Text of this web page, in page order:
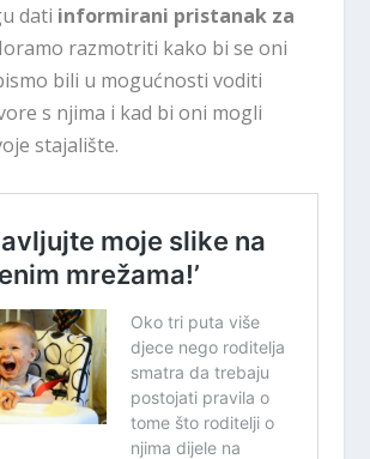
dati informirani pristanak za
razmotriti kako bi se oni
bili u mogućnosti voditi
s njima i kad bi oni mogli
stajalište.